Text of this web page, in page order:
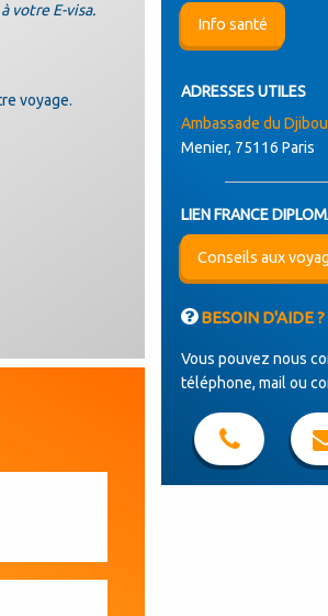
votre E-visa.
voyage.
Info santé
ADRESSES UTILES
Ambassade du
Menier, 75116 Paris
LIEN FRANCE
Conseils aux
BESOIN D'AIDE ?
Vous pouvez nous
téléphone, mail ou